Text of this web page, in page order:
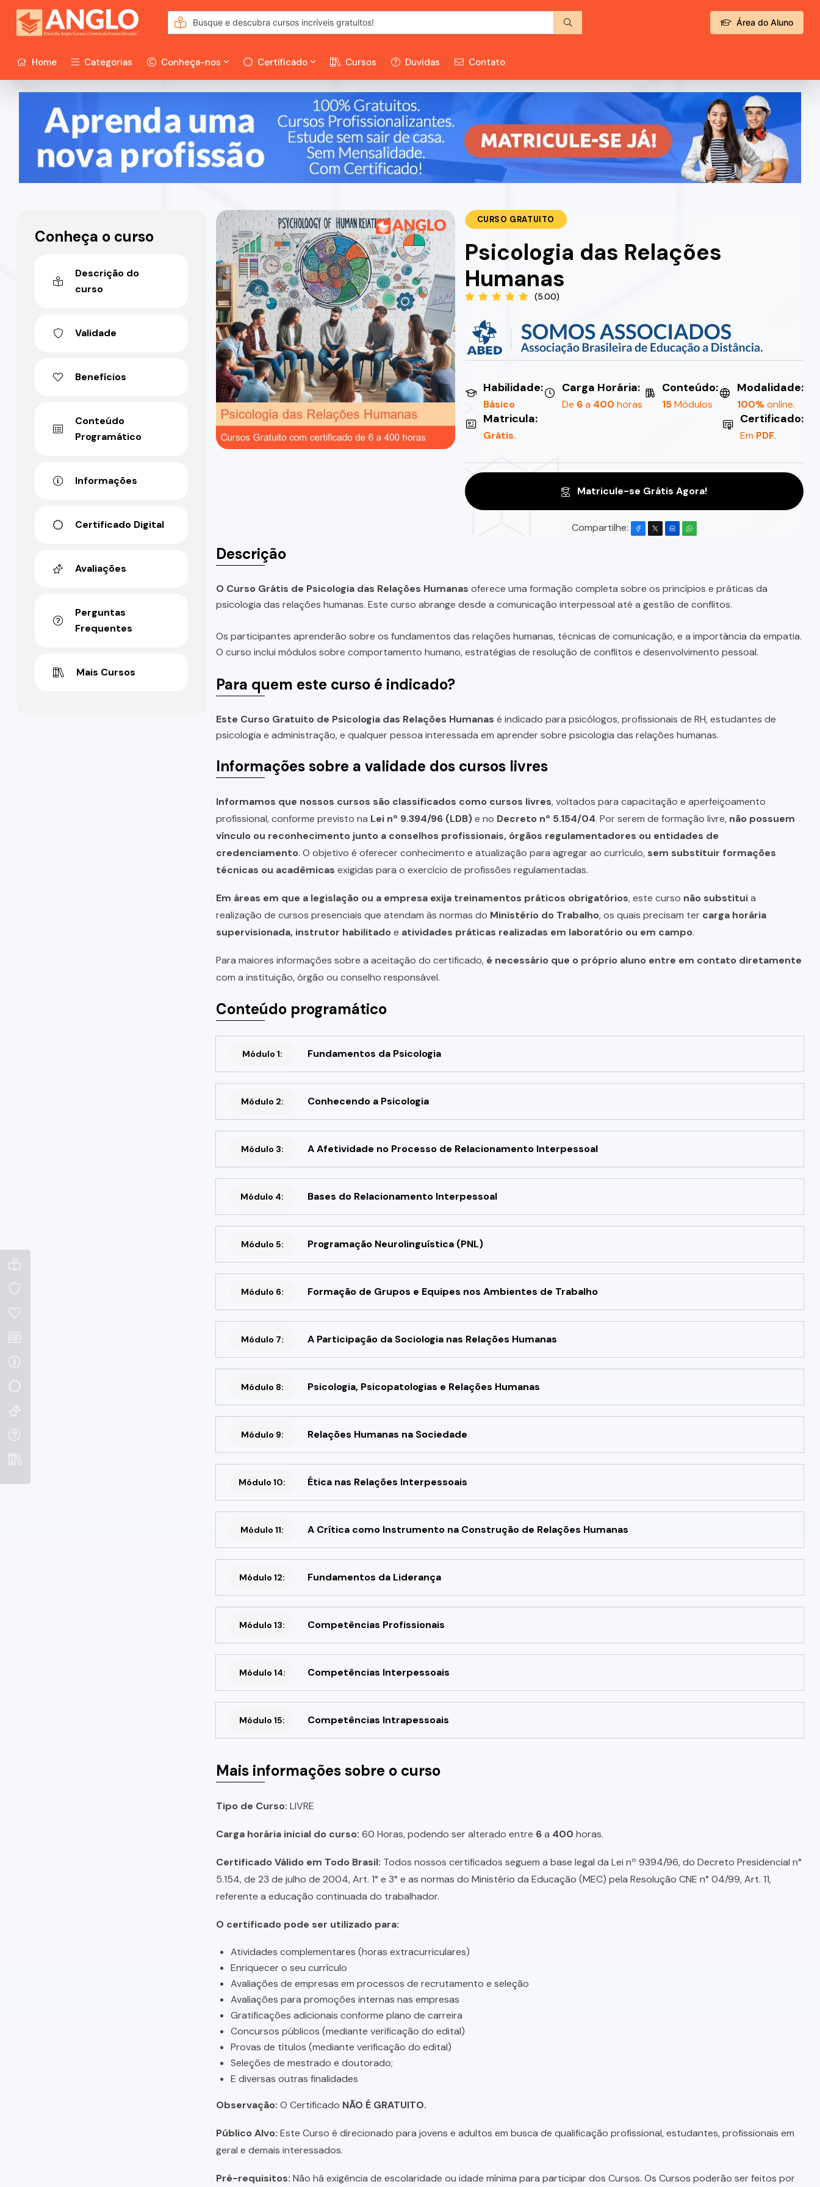
Área do Aluno
Home Categorias Conheça-nos Certificado Cursos Duvidas Contato
CURSO GRATUITO
Psicologia das Relações
Humanas
(5.00)
Habilidade:
Básico
Carga Horária:
De 6a 400 horas
Conteúdo:
15Módulos
Modalidade:
100%online.
Matricula:
Grátis.
Certificado:
Em PDF.
Matricule-se Grátis Agora!
Compartilhe:
Descrição
O Curso Grátis de Psicologia das Relações Humanas oferece uma formação completa sobre os princípios e práticas da
psicologia das relações humanas. Este curso abrange desde a comunicação interpessoal até a gestão de conflitos.
Os participantes aprenderão sobre os fundamentos das relações humanas, técnicas de comunicação, e a importância da empatia.
O curso inclui módulos sobre comportamento humano, estratégias de resolução de conflitos e desenvolvimento pessoal.
Para quem este curso é indicado?
Este Curso Gratuito de Psicologia das Relações Humanas é indicado para psicólogos, profissionais de RH, estudantes de
psicologia e administração, e qualquer pessoa interessada em aprender sobre psicologia das relações humanas.
Informações sobre a validade dos cursos livres
Informamos que nossos cursos são classificados como cursos livres, voltados para capacitação e aperfeiçoamento
profissional, conforme previsto na Lei nº 9.394/96 (LDB)e no Decreto nº 5.154/04. Por serem de formação livre, não possuem
vínculo ou reconhecimento junto a conselhos profissionais, órgãos regulamentadores ou entidades de
credenciamento. O objetivo é oferecer conhecimento e atualização para agregar ao currículo, sem substituir formações
técnicas ou acadêmicas exigidas para o exercício de profissões regulamentadas.
Em áreas em que a legislação ou a empresa exija treinamentos práticos obrigatórios, este curso não substituia
realização de cursos presenciais que atendam às normas do Ministério do Trabalho, os quais precisam ter carga horária
supervisionada, instrutor habilitadoe atividades práticas realizadas em laboratório ou em campo.
Para maiores informações sobre a aceitação do certificado, é necessário que o próprio aluno entre em contato diretamente
com a instituição, órgão ou conselho responsável.
Conteúdo programático
Módulo 1: Fundamentos da Psicologia
Módulo 2: Conhecendo a Psicologia
Módulo 3: A Afetividade no Processo de Relacionamento Interpessoal
Módulo 4: Bases do Relacionamento Interpessoal
Módulo 5: Programação Neurolinguística (PNL)
Módulo 6: Formação de Grupos e Equipes nos Ambientes de Trabalho
Módulo 7: A Participação da Sociologia nas Relações Humanas
Módulo 8: Psicologia, Psicopatologias e Relações Humanas
Módulo 9: Relações Humanas na Sociedade
Módulo 10: Ética nas Relações Interpessoais
Módulo 11: A Crítica como Instrumento na Construção de Relações Humanas
Módulo 12: Fundamentos da Liderança
Módulo 13: Competências Profissionais
Módulo 14: Competências Interpessoais
Módulo 15: Competências Intrapessoais
Mais informações sobre o curso
Tipo de Curso: LIVRE
Carga horária inicial do curso: 60 Horas, podendo ser alterado entre 6a 400 horas.
Certificado Válido em Todo Brasil: Todos nossos certificados seguem a base legal da Lei nº 9394/96, do Decreto Presidencial n°
5.154, de 23 de julho de 2004, Art. 1° e 3° e as normas do Ministério da Educação (MEC) pela Resolução CNE n° 04/99, Art. 11,
referente a educação continuada do trabalhador.
O certificado pode ser utilizado para:
Atividades complementares (horas extracurriculares)
Enriquecer o seu currículo
Avaliações de empresas em processos de recrutamento e seleção
Avaliações para promoções internas nas empresas
Gratificações adicionais conforme plano de carreira
Concursos públicos (mediante verificação do edital)
Provas de títulos (mediante verificação do edital)
Seleções de mestrado e doutorado;
E diversas outras finalidades
Observação: O Certificado NÃO É GRATUITO.
Público Alvo: Este Curso é direcionado para jovens e adultos em busca de qualificação profissional, estudantes, profissionais em
geral e demais interessados.
Pré-requisitos: Não há exigência de escolaridade ou idade mínima para participar dos Cursos. Os Cursos poderão ser feitos por
Conheça o curso
Descrição do
curso
Validade
Benefícios
Conteúdo
Programático
Informações
Certificado Digital
Avaliações
Perguntas
Frequentes
Mais Cursos